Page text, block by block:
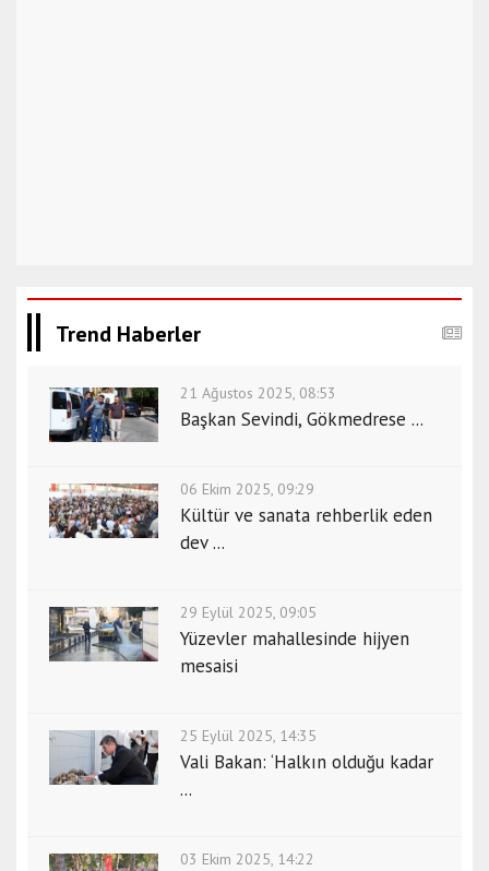
Trend Haberler
21 Ağustos 2025, 08:53
Başkan Sevindi, Gökmedrese ...
06 Ekim 2025, 09:29
Kültür ve sanata rehberlik eden
dev ...
29 Eylül 2025, 09:05
Yüzevler mahallesinde hijyen
mesaisi
25 Eylül 2025, 14:35
Vali Bakan: ‘Halkın olduğu kadar
...
03 Ekim 2025, 14:22